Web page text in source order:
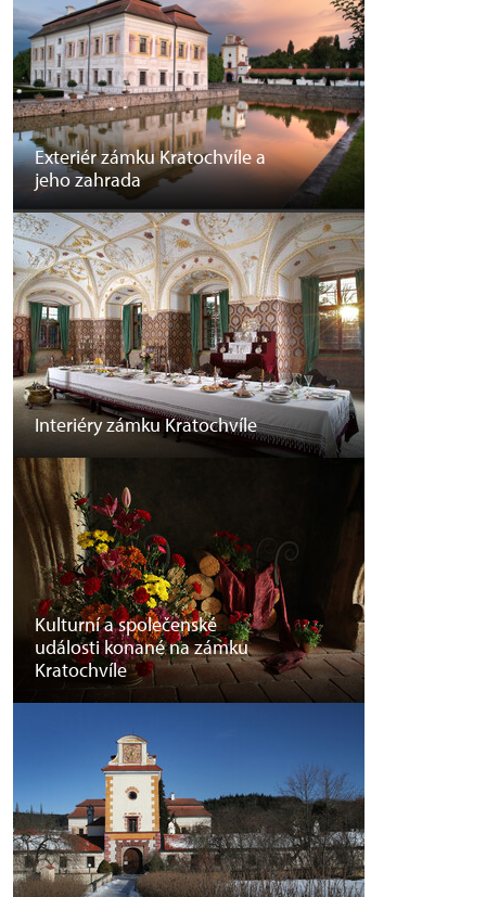
Exteriér zámku Kratochvíle a
jeho zahrada
Interiéry zámku Kratochvíle
Kulturní a společenské
události konané na zámku
Kratochvíle